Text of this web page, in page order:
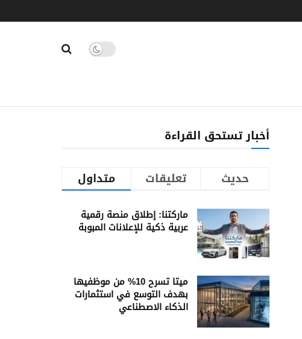
أخبار تستحق القراءة
متداول تعليقات حديث
ماركتنا: إطلاق منصة رقمية
عربية ذكية للإعلانات المبوبة
ميتا تسرح 10% من موظفيها
بهدف التوسع في استثمارات
الذكاء الاصطناعي